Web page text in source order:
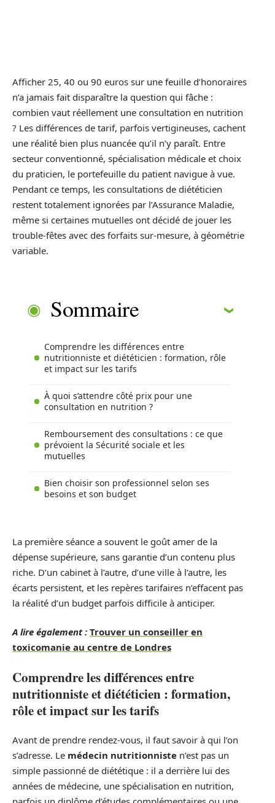
Afficher 25, 40 ou 90 euros sur une feuille d’honoraires
n’a jamais fait disparaître la question qui fâche :
combien vaut réellement une consultation en nutrition
? Les différences de tarif, parfois vertigineuses, cachent
une réalité bien plus nuancée qu’il n’y paraît. Entre
secteur conventionné, spécialisation médicale et choix
du praticien, le portefeuille du patient navigue à vue.
Pendant ce temps, les consultations de diététicien
restent totalement ignorées par l’Assurance Maladie,
même si certaines mutuelles ont décidé de jouer les
trouble-fêtes avec des forfaits sur-mesure, à géométrie
variable.
Sommaire
Comprendre les différences entre
nutritionniste et diététicien : formation, rôle
et impact sur les tarifs
À quoi s’attendre côté prix pour une
consultation en nutrition ?
Remboursement des consultations : ce que
prévoient la Sécurité sociale et les
mutuelles
Bien choisir son professionnel selon ses
besoins et son budget
La première séance a souvent le goût amer de la
dépense supérieure, sans garantie d’un contenu plus
riche. D’un cabinet à l’autre, d’une ville à l’autre, les
écarts persistent, et les repères tarifaires n’effacent pas
la réalité d’un budget parfois difficile à anticiper.
A lire également : Trouver un conseiller en
toxicomanie au centre de Londres
Comprendre les différences entre
nutritionniste et diététicien : formation,
rôle et impact sur les tarifs
Avant de prendre rendez-vous, il faut savoir à qui l’on
s’adresse. Le médecin nutritionniste n’est pas un
simple passionné de diététique : il a derrière lui des
années de médecine, une spécialisation en nutrition,